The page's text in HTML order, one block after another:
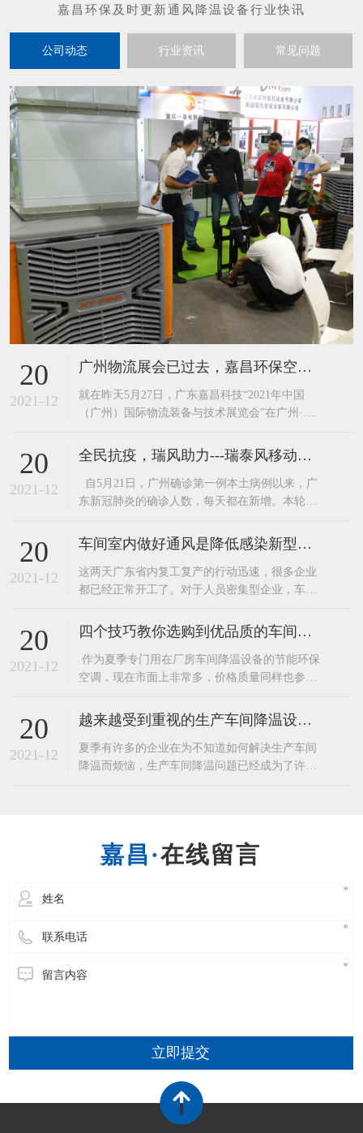
公司动态 行业资讯 常见问题
20
2021-12
广州物流展会已过去，嘉昌环保空调工业风扇又迎来到了重庆展
​就在昨天5月27日，广东嘉昌科技“2021年中国
（广州）国际物流装备与技术展览会”在广州·中
大核心产品“环保空调”和“工业大风扇”更是吸引
了不少来人在展区了解产品。广东嘉昌在展会的
技术人员可是接待了一波又一波咨询的客人。这
么多年，广东嘉昌已经为韵达、跨境物
20
2021-12
全民抗疫，瑞风助力---瑞泰风移动环保空调厂家关爱在行动
自5月21日，广州确诊第一例本土病例以来，广
东新冠肺炎的确诊人数，每天都在新增。本轮疫
传播速度快，传播能力强。 作为与广州毗邻的东
莞，为确保广大民众的安全，于6月7日启动全员
核酸检测。正值盛夏，酷暑难耐，白天的最高温
度都在30度以上
20
2021-12
车间室内做好通风是降低感染新型病毒的有效措施。
​这两天广东省内复工复产的行动迅速，很多企业
都已经正常开工了。对于人员密集型企业，车间
一。加强工作场所通风换气，保持室内空气流
通。装了环保空调和工业大风扇的企业可以开
启。这里要注意了环保空调不要开启制冷，只送
风就好啦。如洁净车间、有温湿度要求和其他需
20
2021-12
四个技巧教你选购到优品质的车间降温设备—节能环保空调
​ 作为夏季专门用在厂房车间降温设备的节能环保
空调，现在市面上非常多，价格质量同样也参差
了节约成本都选择低价产品，下面嘉昌通风小编
就为大家介绍几个选购优品质节能环保空调的小
技巧给大家。1、看外型。外型越光洁、美观的产
品，其应用的模具精密度就越高。2
20
2021-12
越来越受到重视的生产车间降温设备——东莞环保空调
​夏季有许多的企业在为不知道如何解决生产车间
降温而烦恼，生产车间降温问题已经成为了许多
度左右，温度可以自由调节，温度非常的均匀，
在线留言
立即提交